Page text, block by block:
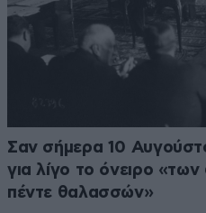
Σαν σήμερα 10
για λίγο το όνειρο
πέντε θαλασσών»